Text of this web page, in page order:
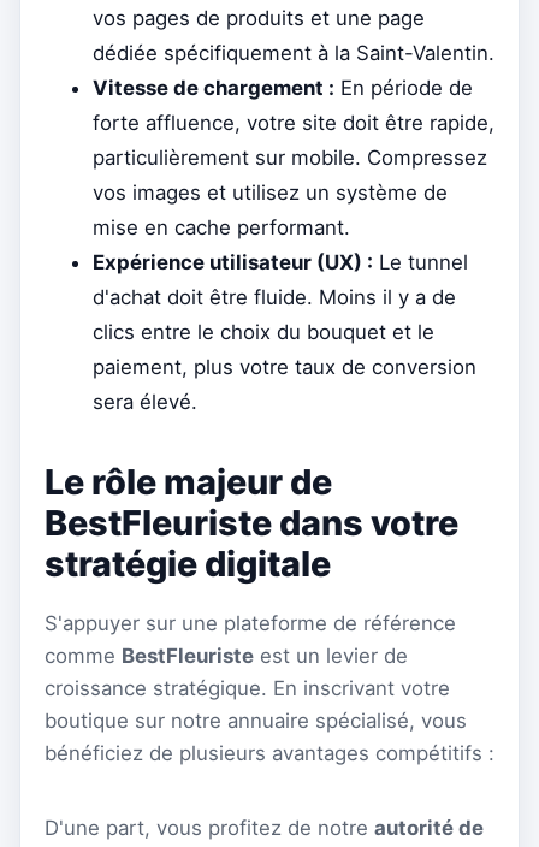
vos pages de produits et une page
dédiée spécifiquement à la Saint-Valentin.
Vitesse de chargement : En période de
forte affluence, votre site doit être rapide,
particulièrement sur mobile. Compressez
vos images et utilisez un système de
mise en cache performant.
Expérience utilisateur (UX) : Le tunnel
d'achat doit être fluide. Moins il y a de
clics entre le choix du bouquet et le
paiement, plus votre taux de conversion
sera élevé.
Le rôle majeur de
BestFleuriste dans votre
stratégie digitale
S'appuyer sur une plateforme de référence
comme BestFleuriste est un levier de
croissance stratégique. En inscrivant votre
boutique sur notre annuaire spécialisé, vous
bénéficiez de plusieurs avantages compétitifs :
D'une part, vous profitez de notre autorité de